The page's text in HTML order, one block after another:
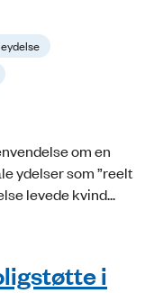
om en
ydelser som ”reelt
levede kvind...
i